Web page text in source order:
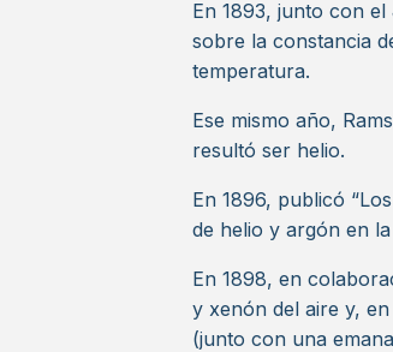
En 1893, junto con
sobre la constancia
temperatura.
Ese mismo año,
resultó ser helio.
En 1896, publicó
de helio y argón en la
En 1898, en
y xenón del aire y,
(junto con una